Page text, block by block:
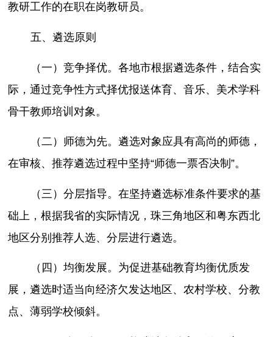
教研工作的在职在岗教研员。
五、遴选原则
（一）竞争择优。各地市根据遴选条件，结合实
际，通过竞争性方式择优报送体育、音乐、美术学科
骨干教师培训对象。
（二）师德为先。遴选对象应具有高尚的师德，
在审核、推荐遴选过程中坚持“师德一票否决制”。
（三）分层指导。在坚持遴选标准条件要求的基
础上，根据我省的实际情况，珠三角地区和粤东西北
地区分别推荐人选、分层进行遴选。
（四）均衡发展。为促进基础教育均衡优质发
展，遴选时适当向经济欠发达地区、农村学校、分教
点、薄弱学校倾斜。